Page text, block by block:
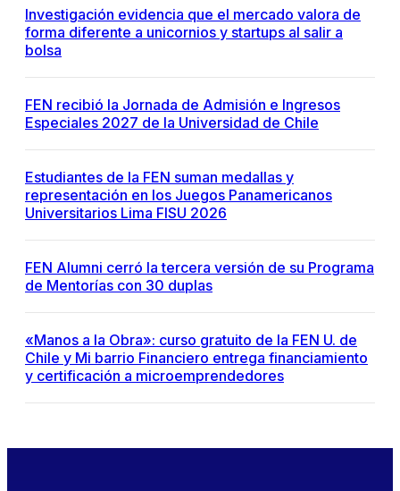
Investigación evidencia que el mercado valora de
forma diferente a unicornios y startups al salir a
bolsa
FEN recibió la Jornada de Admisión e Ingresos
Especiales 2027 de la Universidad de Chile
Estudiantes de la FEN suman medallas y
representación en los Juegos Panamericanos
Universitarios Lima FISU 2026
FEN Alumni cerró la tercera versión de su Programa
de Mentorías con 30 duplas
«Manos a la Obra»: curso gratuito de la FEN U. de
Chile y Mi barrio Financiero entrega financiamiento
y certificación a microemprendedores